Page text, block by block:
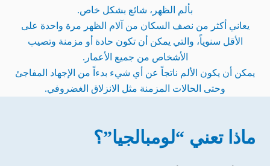
بألم الظهر، شائع بشكل خاص.
يعاني أكثر من نصف السكان من آلام الظهر مرة واحدة على
الأقل سنوياً، والتي يمكن أن تكون حادة أو مزمنة وتصيب
الأشخاص من جميع الأعمار.
يمكن أن يكون الألم ناتجاً عن أي شيء بدءاً من الإجهاد المفاجئ
وحتى الحالات المزمنة مثل الانزلاق الغضروفي.
ماذا تعني “لومبالجيا”؟